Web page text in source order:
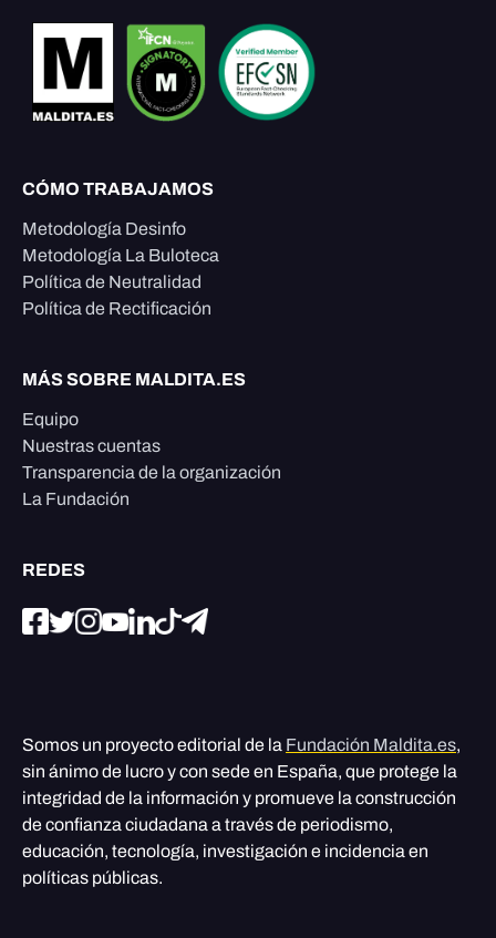
CÓMO TRABAJAMOS
Metodología Desinfo
Metodología La Buloteca
Política de Neutralidad
Política de Rectificación
MÁS SOBRE MALDITA.ES
Equipo
Nuestras cuentas
Transparencia de la organización
La Fundación
REDES
Somos un proyecto editorial de la Fundación Maldita.es,
sin ánimo de lucro y con sede en España, que protege la
integridad de la información y promueve la construcción
de confianza ciudadana a través de periodismo,
educación, tecnología, investigación e incidencia en
políticas públicas.